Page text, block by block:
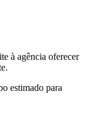
à agência oferecer
estimado para